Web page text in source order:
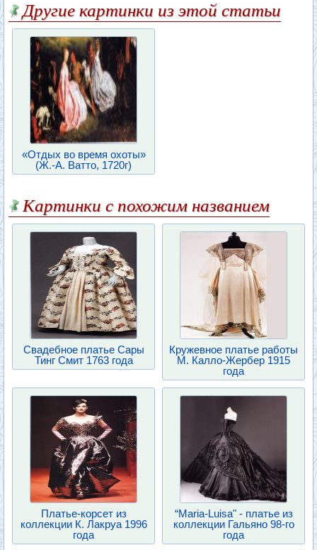
Другие картинки из этой статьи
«Отдых во время охоты»
(Ж.-А. Ватто, 1720г)
Картинки с похожим названием
Свадебное платье Сары
Тинг Смит 1763 года
Кружевное платье работы
М. Калло-Жербер 1915
года
Платье-корсет из
коллекции К. Лакруа 1996
года
“Maria-Luisa" - платье из
коллекции Гальяно 98-го
года